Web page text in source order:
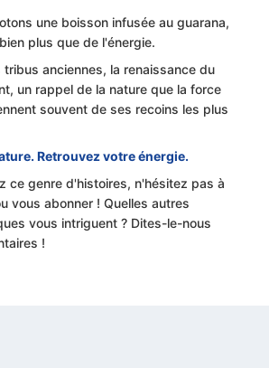
une boisson infusée au guarana,
plus que de l'énergie.
anciennes, la renaissance du
un rappel de la nature que la force
souvent de ses recoins les plus
Retrouvez votre énergie.
ce genre d'histoires, n'hésitez pas à
vous abonner ! Quelles autres
vous intriguent ? Dites-le-nous
!